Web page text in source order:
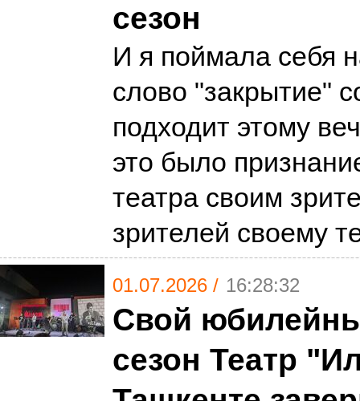
сезон
И я поймала себя
слово "закрытие"
подходит этому
это было
театра своим
зрителей своему
01.07.2026 / 16:28:32
Свой
сезон Театр